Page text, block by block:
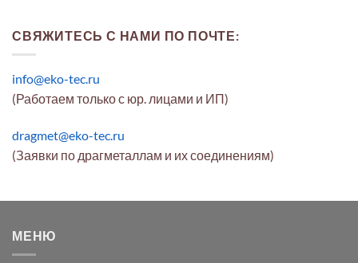
СВЯЖИТЕСЬ С НАМИ ПО ПОЧТЕ:
info@eko-tec.ru
(Работаем только с юр. лицами и ИП)
dragmet@eko-tec.ru
(Заявки по драгметаллам и их соединениям)
МЕНЮ